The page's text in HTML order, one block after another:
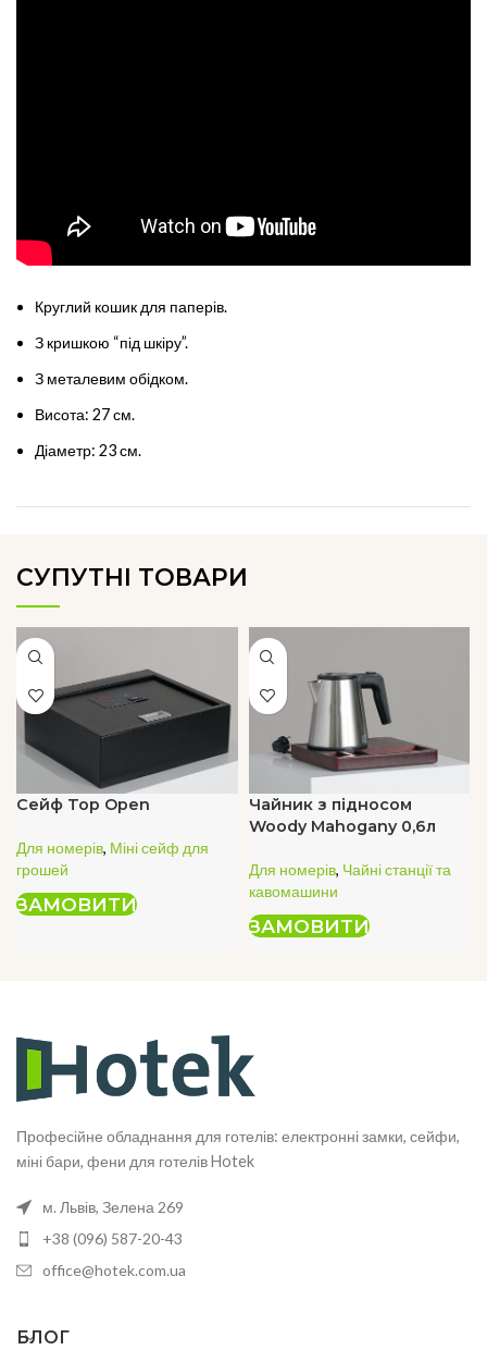
Круглий кошик для паперів.
З кришкою “під шкіру”.
З металевим обідком.
Висота: 27 см.
Діаметр: 23 см.
СУПУТНІ ТОВАРИ
Сейф Top Open
Для номерів, Міні сейф для
грошей
ЗАМОВИТИ
Чайник з підносом
Woody Mahogany 0,6л
Для номерів, Чайні станції та
кавомашини
ЗАМОВИТИ
Професійне обладнання для готелів: електронні замки, сейфи,
міні бари, фени для готелів Hotek
м. Львів, Зелена 269
+38 (096) 587-20-43
office@hotek.com.ua
БЛОГ